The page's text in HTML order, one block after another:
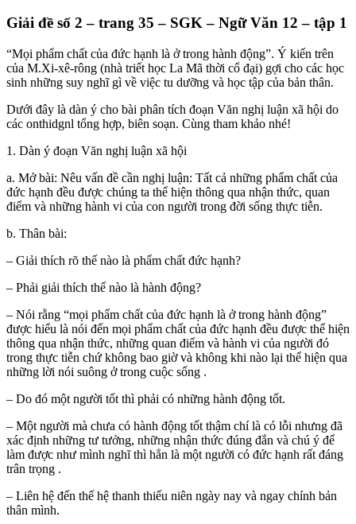
Giải đề số 2 – trang 35 – SGK – Ngữ Văn 12 – tập 1
“Mọi phẩm chất của đức hạnh là ở trong hành động”. Ý kiến trên
của M.Xi-xê-rông (nhà triết học La Mã thời cổ đại) gợi cho các học
sinh những suy nghĩ gì về việc tu dưỡng và học tập của bản thân.
Dưới đây là dàn ý cho bài phân tích đoạn Văn nghị luận xã hội do
các onthidgnl tổng hợp, biên soạn. Cùng tham khảo nhé!
1. Dàn ý đoạn Văn nghị luận xã hội
a. Mở bài: Nêu vấn đề cần nghị luận: Tất cả những phẩm chất của
đức hạnh đều được chúng ta thể hiện thông qua nhận thức, quan
điểm và những hành vi của con người trong đời sống thực tiễn.
b. Thân bài:
– Giải thích rõ thế nào là phẩm chất đức hạnh?
– Phải giải thích thế nào là hành động?
– Nói rằng “mọi phẩm chất của đức hạnh là ở trong hành động”
được hiểu là nói đến mọi phẩm chất của đức hạnh đều được thể hiện
thông qua nhận thức, những quan điểm và hành vi của người đó
trong thực tiễn chứ không bao giờ và không khi nào lại thể hiện qua
những lời nói suông ở trong cuộc sống .
– Do đó một người tốt thì phải có những hành động tốt.
– Một người mà chưa có hành động tốt thậm chí là có lỗi nhưng đã
xác định những tư tưởng, những nhận thức đúng đắn và chú ý để
làm được như mình nghĩ thì hẳn là một người có đức hạnh rất đáng
trân trọng .
– Liên hệ đến thế hệ thanh thiếu niên ngày nay và ngay chính bản
thân mình.